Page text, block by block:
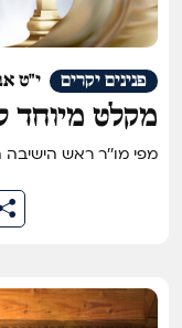
י"ט פנינים יקרים
מקלט מיוחד
מפי מו''ר ראש הישיבה הרב בניהו שמואלי שליט''א